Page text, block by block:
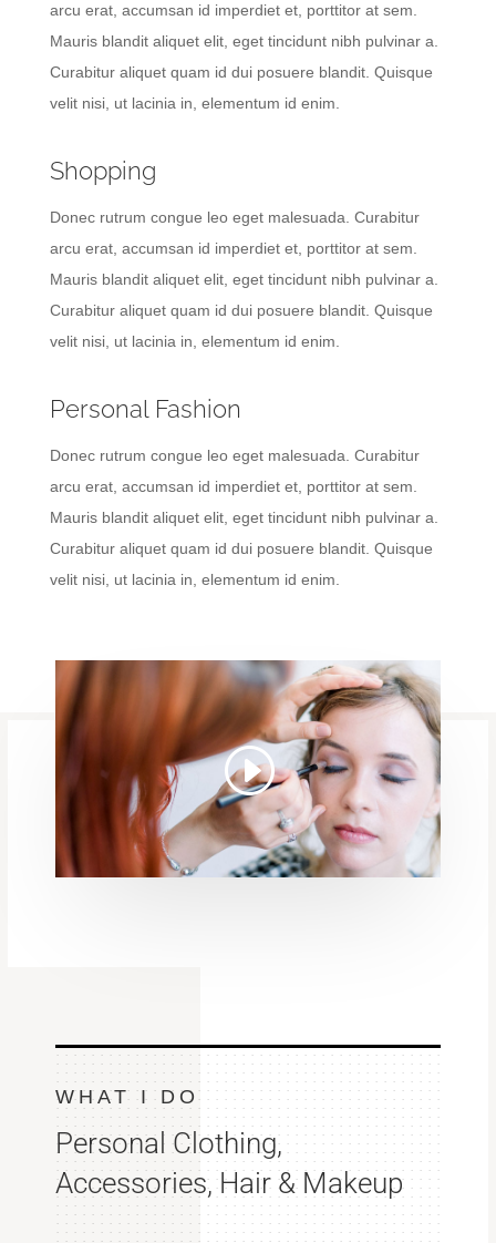
arcu erat, accumsan id imperdiet et, porttitor at sem.
Mauris blandit aliquet elit, eget tincidunt nibh pulvinar a.
Curabitur aliquet quam id dui posuere blandit. Quisque
velit nisi, ut lacinia in, elementum id enim.
Shopping
Donec rutrum congue leo eget malesuada. Curabitur
arcu erat, accumsan id imperdiet et, porttitor at sem.
Mauris blandit aliquet elit, eget tincidunt nibh pulvinar a.
Curabitur aliquet quam id dui posuere blandit. Quisque
velit nisi, ut lacinia in, elementum id enim.
Personal Fashion
Donec rutrum congue leo eget malesuada. Curabitur
arcu erat, accumsan id imperdiet et, porttitor at sem.
Mauris blandit aliquet elit, eget tincidunt nibh pulvinar a.
Curabitur aliquet quam id dui posuere blandit. Quisque
velit nisi, ut lacinia in, elementum id enim.
WHAT I DO
Personal Clothing,
Accessories, Hair & Makeup